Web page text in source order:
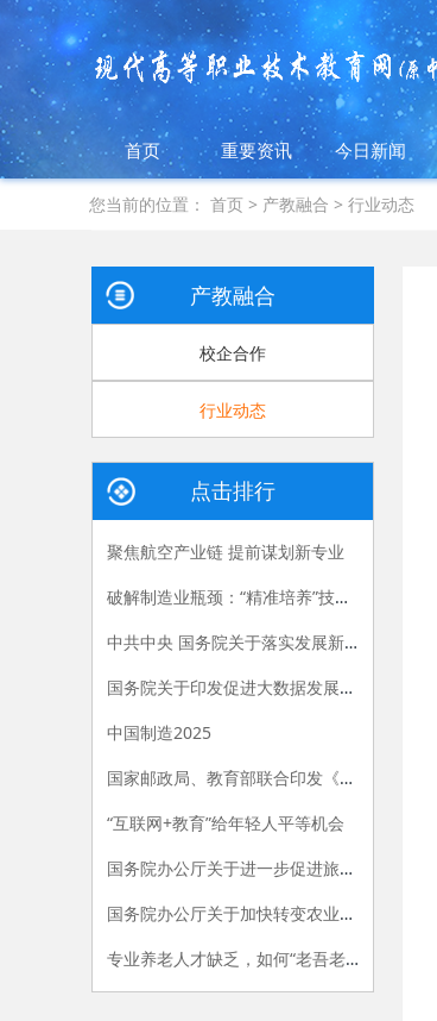
首页 重要资讯 今日新闻
您当前的位置： 首页> 产教融合 > 行业动态
产教融合
校企合作
行业动态
点击排行
聚焦航空产业链 提前谋划新专业
破解制造业瓶颈：“精准培养”技工人才
中共中央 国务院关于落实发展新理念加快农业现代化 实现全面小康目标的若干意见
国务院关于印发促进大数据发展行动纲要的通知
中国制造2025
国家邮政局、教育部联合印发《关于加快发展邮政行业职业教育的指导意见》
“互联网+教育”给年轻人平等机会
国务院办公厅关于进一步促进旅游投资和消费的若干意见
国务院办公厅关于加快转变农业发展方式的意见
专业养老人才缺乏，如何“老吾老”？